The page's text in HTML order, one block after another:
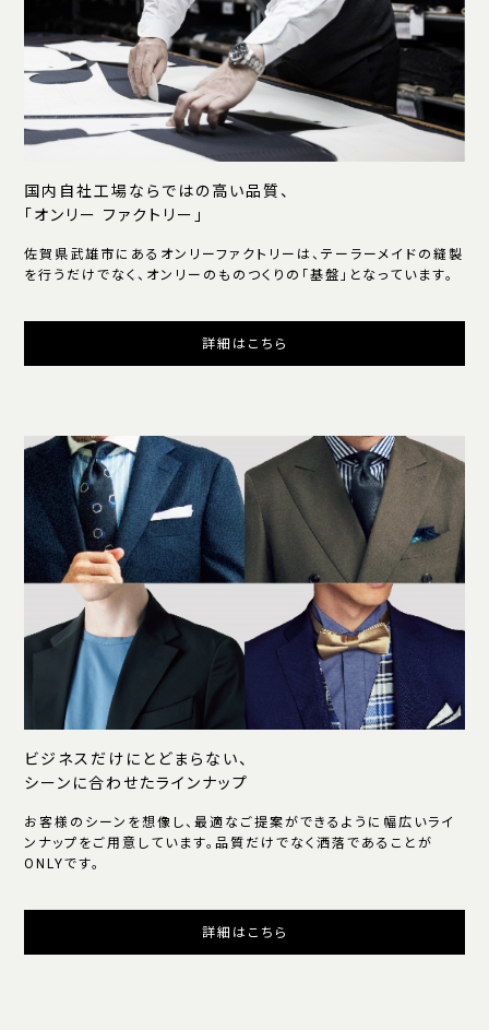
国内自社工場ならではの高い品質、
「オンリー ファクトリー」
佐賀県武雄市にあるオンリーファクトリーは、テーラーメイドの縫製
を行うだけでなく、オンリーのものつくりの「基盤」となっています。
詳細はこちら
ビジネスだけにとどまらない、
シーンに合わせたラインナップ
お客様のシーンを想像し、最適なご提案ができるように幅広いライ
ンナップをご用意しています。品質だけでなく洒落であることが
ONLYです。
詳細はこちら